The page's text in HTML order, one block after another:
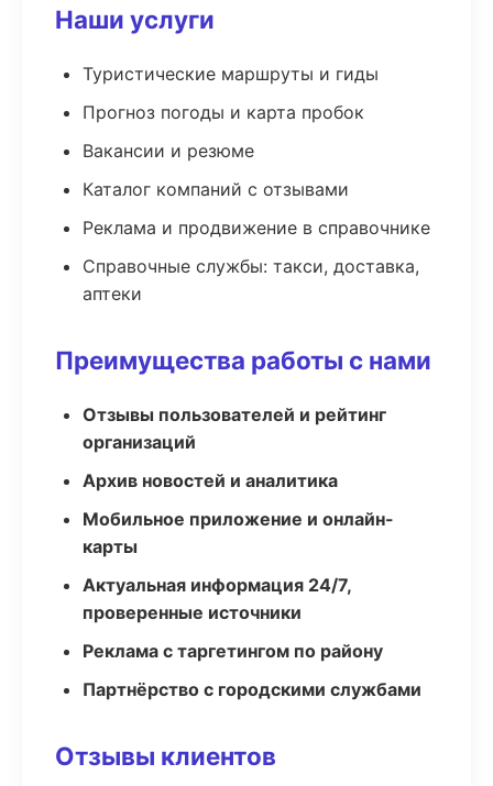
Наши услуги
Туристические маршруты и гиды
Прогноз погоды и карта пробок
Вакансии и резюме
Каталог компаний с отзывами
Реклама и продвижение в справочнике
Справочные службы: такси, доставка,
аптеки
Преимущества работы с нами
Отзывы пользователей и рейтинг
организаций
Архив новостей и аналитика
Мобильное приложение и онлайн-
карты
Актуальная информация 24/7,
проверенные источники
Реклама с таргетингом по району
Партнёрство с городскими службами
Отзывы клиентов